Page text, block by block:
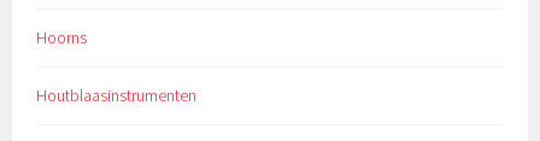
Hoorns
Houtblaasinstrumenten